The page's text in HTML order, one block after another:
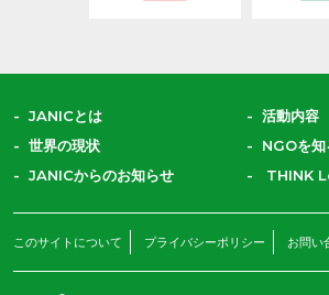
JANICとは
活動内容
世界の現状
NGOを知
JANICからのお知らせ
THINK
このサイトについて プライバシーポリシー お問い